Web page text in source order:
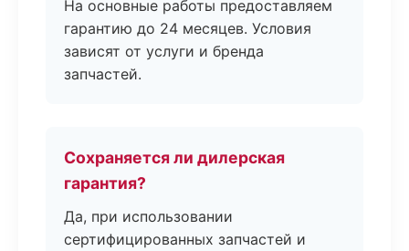
На основные работы предоставляем
гарантию до 24 месяцев. Условия
зависят от услуги и бренда
запчастей.
Сохраняется ли дилерская
гарантия?
Да, при использовании
сертифицированных запчастей и